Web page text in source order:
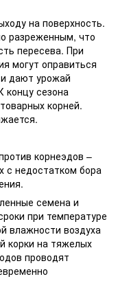
на поверхность.
разреженным, что
пересева. При
могут оправиться
дают урожай
сезона
корней.
корнеэдов –
с недостатком бора
семена и
при температуре
влажности воздуха
корки на тяжелых
проводят